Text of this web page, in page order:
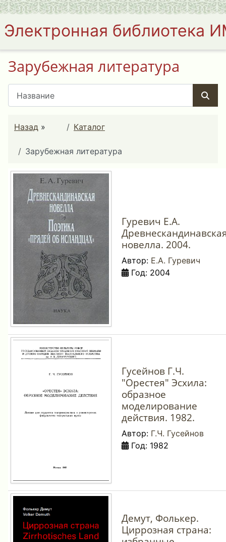
Электронная библиотека
Зарубежная литература
Назад » Каталог
Зарубежная литература
Гуревич Е.А.
новелла. 2004.
Автор: Е.А. Гуревич
Год: 2004
Гусейнов Г.Ч.
"Орестея" Эсхила:
образное
моделирование
действия. 1982.
Автор: Г.Ч. Гусейнов
Год: 1982
Демут, Фолькер.
Циррозная страна: